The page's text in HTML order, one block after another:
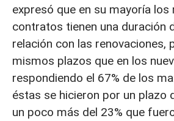
expresó que en su mayoría los
contratos tienen una duración
relación con las renovaciones,
mismos plazos que en los
respondiendo el 67% de los
éstas se hicieron por un plazo
un poco más del 23% que